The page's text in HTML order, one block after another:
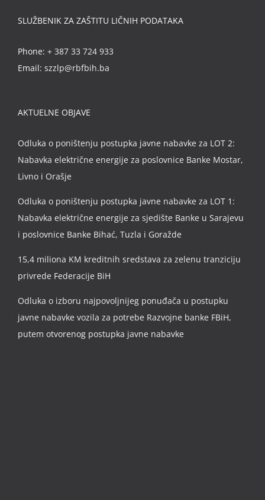
SLUŽBENIK ZA ZAŠTITU LIČNIH PODATAKA
Phone: + 387 33 724 933
Email: szzlp@rbfbih.ba
AKTUELNE OBJAVE
Odluka o poništenju postupka javne nabavke za LOT 2:
Nabavka električne energije za poslovnice Banke Mostar,
Livno i Orašje
Odluka o poništenju postupka javne nabavke za LOT 1:
Nabavka električne energije za sjedište Banke u Sarajevu
i poslovnice Banke Bihać, Tuzla i Goražde
15,4 miliona KM kreditnih sredstava za zelenu tranziciju
privrede Federacije BiH
Odluka o izboru najpovoljnijeg ponuđača u postupku
javne nabavke vozila za potrebe Razvojne banke FBiH,
putem otvorenog postupka javne nabavke